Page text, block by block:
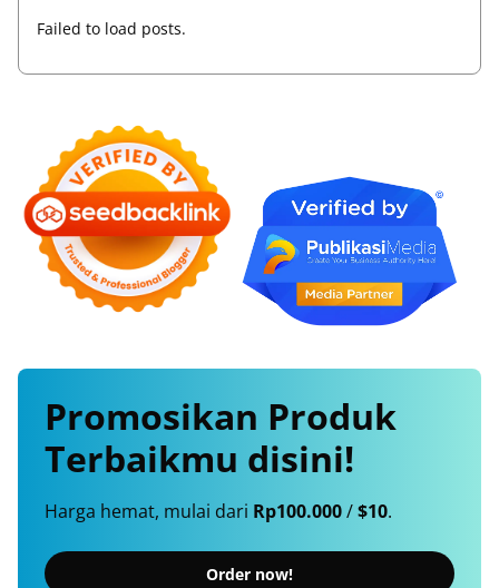
Failed to load posts.
Promosikan Produk
Terbaikmu disini!
Harga hemat, mulai dari Rp100.000/$10.
Order now!